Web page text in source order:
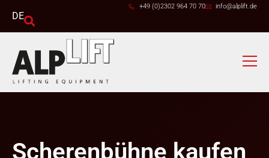
DE
+49 (0)2302 964 70 70 info@alplift.de
Scherenbühne kaufen